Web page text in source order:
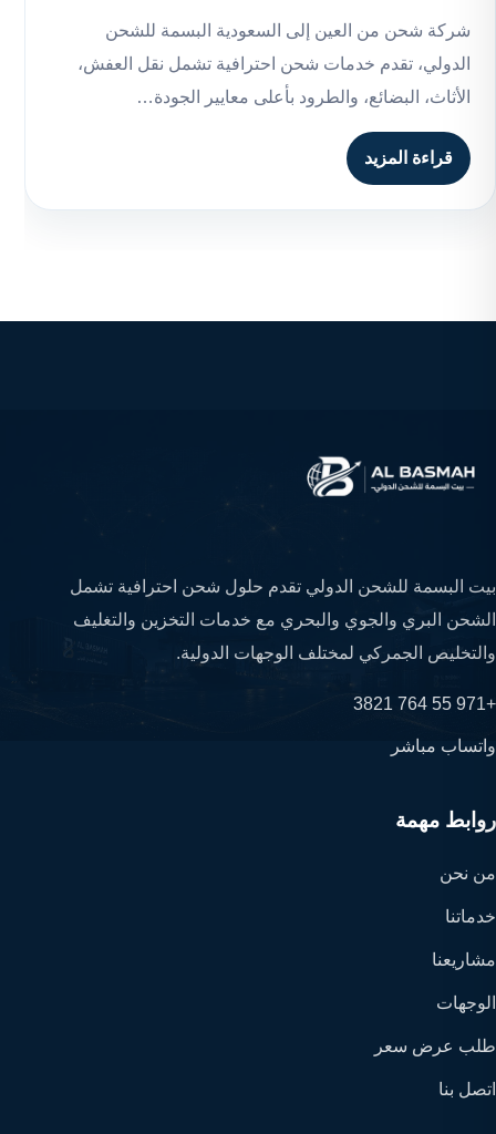
شركة شحن من العين إلى السعودية البسمة للشحن
الدولي، تقدم خدمات شحن احترافية تشمل نقل العفش،
الأثاث، البضائع، والطرود بأعلى معايير الجودة…
قراءة المزيد
بيت البسمة للشحن الدولي تقدم حلول شحن احترافية تشمل
الشحن البري والجوي والبحري مع خدمات التخزين والتغليف
والتخليص الجمركي لمختلف الوجهات الدولية.
+971 55 764 3821
واتساب مباشر
روابط مهمة
من نحن
خدماتنا
مشاريعنا
الوجهات
طلب عرض سعر
اتصل بنا